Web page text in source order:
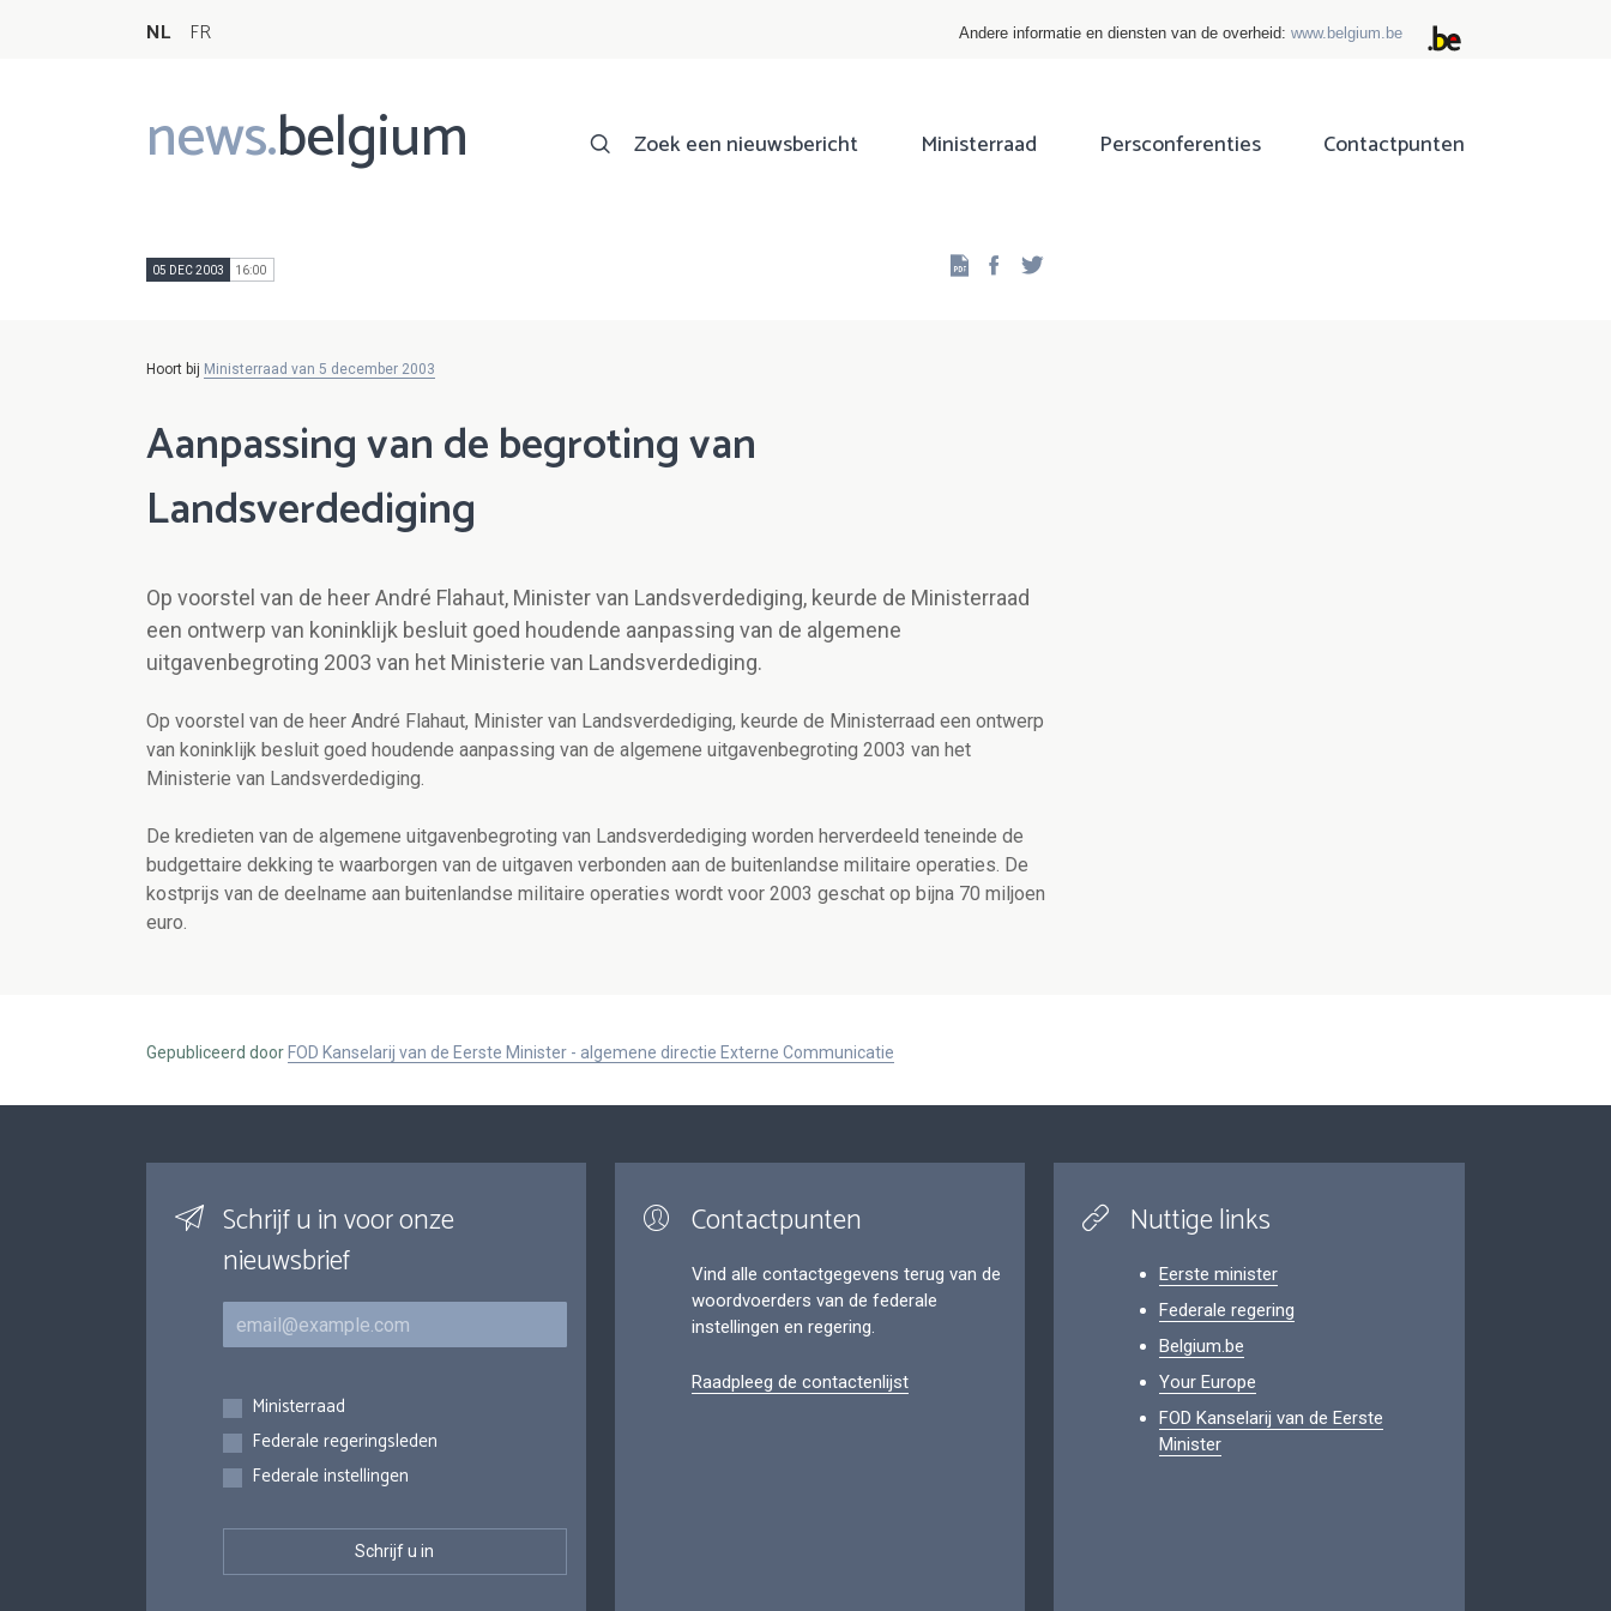
NL FR Andere informatie en diensten van de overheid: www.belgium.be
news.belgium
Main
navigation
Zoek een nieuwsbericht Ministerraad Persconferenties Contactpunten
05 DEC 2003 16:00 Facebook
Hoort bij Ministerraad van 5 december 2003
Aanpassing van de begroting van
Landsverdediging
Op voorstel van de heer André Flahaut, Minister van Landsverdediging, keurde de Ministerraad
een ontwerp van koninklijk besluit goed houdende aanpassing van de algemene
uitgavenbegroting 2003 van het Ministerie van Landsverdediging.
Op voorstel van de heer André Flahaut, Minister van Landsverdediging, keurde de Ministerraad een ontwerp
van koninklijk besluit goed houdende aanpassing van de algemene uitgavenbegroting 2003 van het
Ministerie van Landsverdediging.
De kredieten van de algemene uitgavenbegroting van Landsverdediging worden herverdeeld teneinde de
budgettaire dekking te waarborgen van de uitgaven verbonden aan de buitenlandse militaire operaties. De
kostprijs van de deelname aan buitenlandse militaire operaties wordt voor 2003 geschat op bijna 70 miljoen
euro.
Gepubliceerd door FOD Kanselarij van de Eerste Minister - algemene directie Externe Communicatie
Schrijf u in voor onze
nieuwsbrief
E-mail
Inschrijvingen
Ministerraad
Federale regeringsleden
Federale instellingen
Contactpunten
Vind alle contactgegevens terug van de
woordvoerders van de federale
instellingen en regering.
Raadpleeg de contactenlijst
Nuttige links
Eerste minister
Federale regering
Belgium.be
Your Europe
FOD Kanselarij van de Eerste
Minister